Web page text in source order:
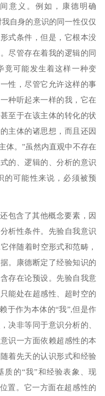
意义。例如，康德明确
自身的意识的同一性仅仅
式条件，但是，它根本没
尽管存在着我的逻辑的同
竟可能发生着这样一种变
性，尽管它允许这样的事
种听起来一样的我，它在
至于在该主体的转化的状
主体的诸思想，而且还因
体。”虽然内直观中不存在
的、逻辑的、分析的意识
的可能性来说，必须被预
包含了其他概念要素，因
析性条件。先验自我意识
伴随着时空形式和范畴，
。康德断定了经验知识的
存在论预设。先验自我意
能处在超感性、超时空的
于作为本体的“我”,但是作
决非等同于意识分析的、
识一方面依赖超感性的本
着先天的认识形式和经验
质的“我”和经验表象、现
置。它一方面在超感性的